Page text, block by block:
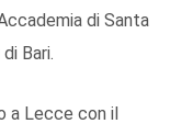
di Santa
Bari.
a Lecce con il